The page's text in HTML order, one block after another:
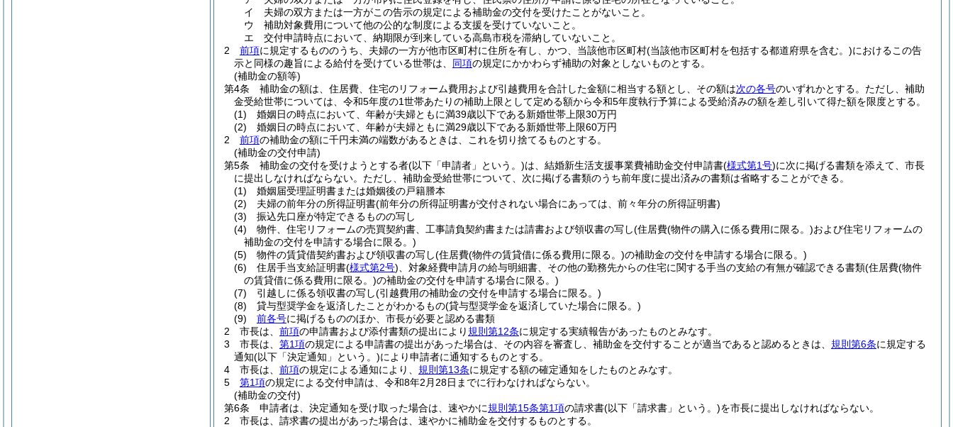
イ
夫婦の双方または一方がこの告示の規定による補助金の交付を受けたことがないこと。
ウ
補助対象費用について他の公的な制度による支援を受けていないこと。
エ
交付申請時点において、納期限が到来している高島市税を滞納していないこと。
2
前項に規定するもののうち、夫婦の一方が他市区町村に住所を有し、かつ、当該他市区町村(当該他市区町村を包括する都道府県を含む。)におけるこの告
示と同様の趣旨による給付を受けている世帯は、 同項の規定にかかわらず補助の対象としないものとする。
(補助金の額等)
第4条
補助金の額は、住居費、住宅のリフォーム費用および引越費用を合計した金額に相当する額とし、その額は次の各号のいずれかとする。 ただし、補助
金受給世帯については、令和5年度の1世帯あたりの補助上限として定める額から令和5年度執行予算による受給済みの額を差し引いて得た額を限度とする。
(1)
婚姻日の時点において、年齢が夫婦ともに満39歳以下である新婚世帯上限30万円
(2)
婚姻日の時点において、年齢が夫婦ともに満29歳以下である新婚世帯上限60万円
2
前項の補助金の額に千円未満の端数があるときは、これを切り捨てるものとする。
(補助金の交付申請)
第5条
補助金の交付を受けようとする者(以下「申請者」という。)は、結婚新生活支援事業費補助金交付申請書(様式第1号)に次に掲げる書類を添えて、市長
に提出しなければならない。 ただし、補助金受給世帯について、次に掲げる書類のうち前年度に提出済みの書類は省略することができる。
(1)
婚姻届受理証明書または婚姻後の戸籍謄本
(2)
夫婦の前年分の所得証明書(前年分の所得証明書が交付されない場合にあっては、前々年分の所得証明書)
(3)
振込先口座が特定できるものの写し
(4)
物件、住宅リフォームの売買契約書、工事請負契約書または請書および領収書の写し(住居費(物件の購入に係る費用に限る。)および住宅リフォームの
補助金の交付を申請する場合に限る。)
(5)
物件の賃貸借契約書および領収書の写し(住居費(物件の賃貸借に係る費用に限る。)の補助金の交付を申請する場合に限る。)
(6)
住居手当支給証明書(様式第2号) 、対象経費申請月の給与明細書、その他の勤務先からの住宅に関する手当の支給の有無が確認できる書類(住居費(物件
の賃貸借に係る費用に限る。)の補助金の交付を申請する場合に限る。)
(7)
引越しに係る領収書の写し(引越費用の補助金の交付を申請する場合に限る。)
(8)
貸与型奨学金を返済したことがわかるもの(貸与型奨学金を返済していた場合に限る。)
(9)
前各号に掲げるもののほか、市長が必要と認める書類
2
市長は、 前項の申請書および添付書類の提出により規則第12条に規定する実績報告があったものとみなす。
3
市長は、 第1項の規定による申請書の提出があった場合は、その内容を審査し、補助金を交付することが適当であると認めるときは、 規則第6条に規定する
通知(以下「決定通知」という。)により申請者に通知するものとする。
4
市長は、 前項の規定による通知により、 規則第13条に規定する額の確定通知をしたものとみなす。
5
第1項の規定による交付申請は、令和8年2月28日までに行わなければならない。
(補助金の交付)
第6条
申請者は、決定通知を受け取った場合は、速やかに規則第15条第1項の請求書(以下「請求書」という。)を市長に提出しなければならない。
2
市長は、請求書の提出があった場合は、速やかに補助金を交付するものとする。